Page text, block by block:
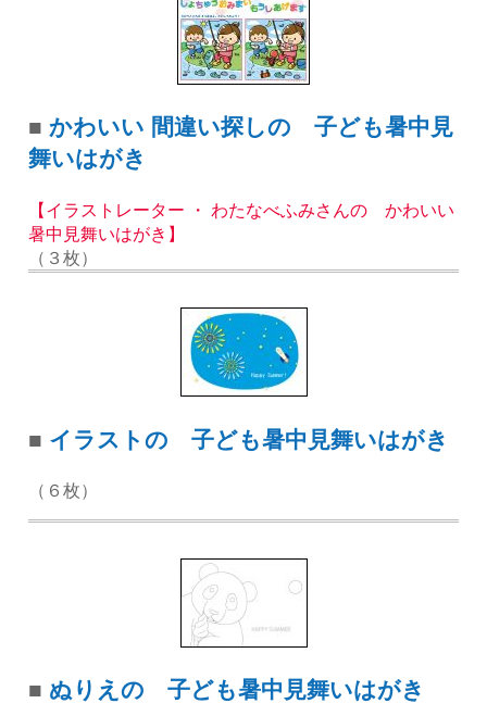
■かわいい 間違い探しの 子ども暑中見
舞いはがき
【イラストレーター ・ わたなべふみさんの かわいい
暑中見舞いはがき】
（３枚）
■ イラストの 子ども暑中見舞いはがき
（６枚）
■ ぬりえの 子ども暑中見舞いはがき